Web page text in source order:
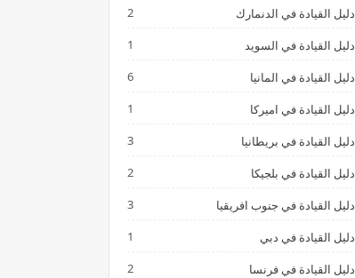
دليل القيادة في الدنمارك 2
دليل القيادة في السويد 1
دليل القيادة في المانيا 6
دليل القيادة في اميركا 1
دليل القيادة في بريطانيا 3
دليل القيادة في بلجيكا 2
دليل القيادة في جنوب افريقيا 3
دليل القيادة في دبي 1
دليل القيادة في فرنسا 2